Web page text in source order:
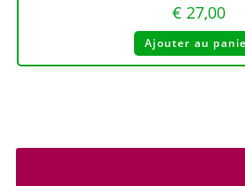
€ 27,00
Ajouter au